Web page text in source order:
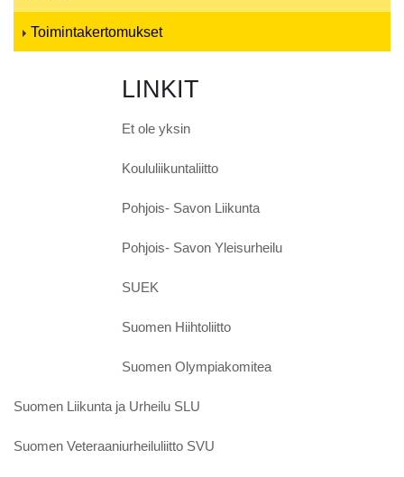
Toimintakertomukset
LINKIT
Et ole yksin
Koululiikuntaliitto
Pohjois- Savon Liikunta
Pohjois- Savon Yleisurheilu
SUEK
Suomen Hiihtoliitto
Suomen Olympiakomitea
Suomen Liikunta ja Urheilu SLU
Suomen Veteraaniurheiluliitto SVU